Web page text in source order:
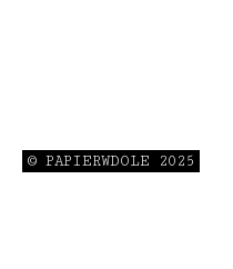
© PAPIERWDOLE 2025